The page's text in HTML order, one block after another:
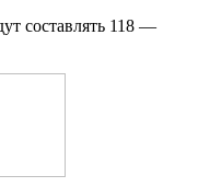
составлять 118 —